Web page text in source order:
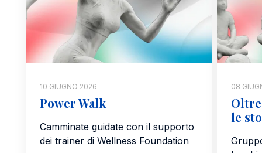
10 GIUGNO 2026
Power Walk
Camminate guidate con il supporto
dei trainer di Wellness Foundation
08
le